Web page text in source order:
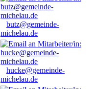
butz@gemeinde-
michelau.de
hucke@gemeinde-
michelau.de